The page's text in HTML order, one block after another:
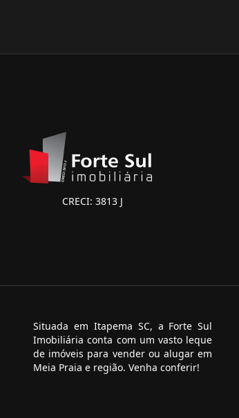
CRECI: 3813 J
Situada em Itapema SC, a Forte Sul
Imobiliária conta com um vasto leque
de imóveis para vender ou alugar em
Meia Praia e região. Venha conferir!